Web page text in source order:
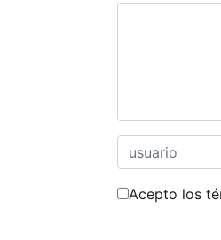
Acepto los